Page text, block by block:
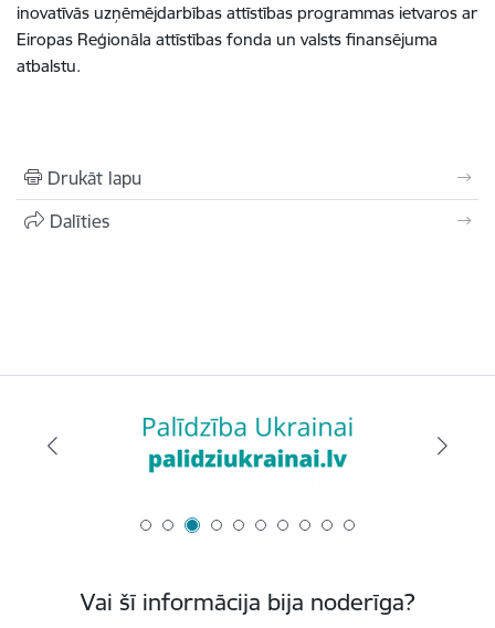
inovatīvās uzņēmējdarbības attīstības programmas ietvaros ar
Eiropas Reģionāla attīstības fonda un valsts finansējuma
atbalstu.
Drukāt lapu
Dalīties
Vai šī informācija bija noderīga?